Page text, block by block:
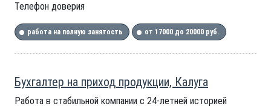
Телефон доверия
работа на полную занятость от 17000 до 20000 руб.
Бухгалтер на приход продукции, Калуга
Работа в стабильной компании с 24-летней историей